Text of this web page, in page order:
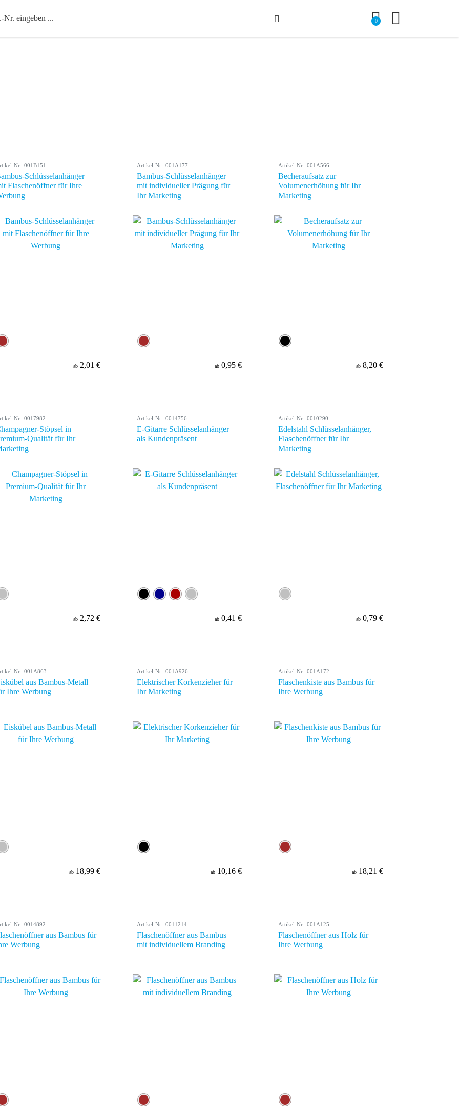
0
Nr.: 001B151
Schlüsselanhänger
Flaschenöffner für Ihre
ab 2,01 €
Artikel-Nr.: 001A177
Bambus-Schlüsselanhänger
mit individueller Prägung für
Ihr Marketing
ab 0,95 €
Artikel-Nr.: 001A566
Becheraufsatz zur
Volumenerhöhung für Ihr
Marketing
ab 8,20 €
Nr.: 0017982
Stöpsel in
Qualität für Ihr
ab 2,72 €
Artikel-Nr.: 0014756
E-Gitarre Schlüsselanhänger
als Kundenpräsent
ab 0,41 €
Artikel-Nr.: 0010290
Edelstahl Schlüsselanhänger,
Flaschenöffner für Ihr
Marketing
ab 0,79 €
Nr.: 001A863
aus Bambus-Metall
Ihre Werbung
ab 18,99 €
Artikel-Nr.: 001A926
Elektrischer Korkenzieher für
Ihr Marketing
ab 10,16 €
Artikel-Nr.: 001A172
Flaschenkiste aus Bambus für
Ihre Werbung
ab 18,21 €
Nr.: 0014892
aus Bambus für
Werbung
Artikel-Nr.: 0011214
Flaschenöffner aus Bambus
mit individuellem Branding
Artikel-Nr.: 001A125
Flaschenöffner aus Holz für
Ihre Werbung